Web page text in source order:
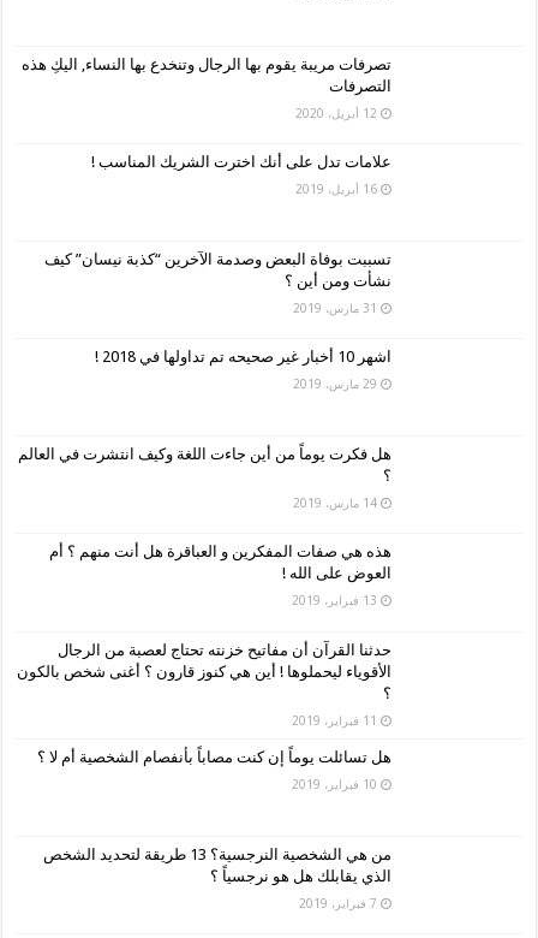
تصرفات مريبة يقوم بها الرجال وتنخدع بها النساء, اليكِ هذه
التصرفات
12 أبريل، 2020
علامات تدل على أنك اخترت الشريك المناسب !
16 أبريل، 2019
تسببت بوفاة البعض وصدمة الآخرين “كذبة نيسان” كيف
نشأت ومن أين ؟
31 مارس، 2019
اشهر 10 أخبار غير صحيحه تم تداولها في 2018 !
29 مارس، 2019
هل فكرت يوماً من أين جاءت اللغة وكيف انتشرت في العالم
؟
14 مارس، 2019
هذه هي صفات المفكرين و العباقرة هل أنت منهم ؟ أم
العوض على الله !
13 فبراير، 2019
حدثنا القرآن أن مفاتيح خزنته تحتاج لعصبة من الرجال
الأقوياء ليحملوها ! أين هي كنوز قارون ؟ أغنى شخص بالكون
؟
11 فبراير، 2019
هل تسائلت يوماً إن كنت مصاباً بأنفصام الشخصية أم لا ؟
10 فبراير، 2019
من هي الشخصية النرجسية؟ 13 طريقة لتحديد الشخص
الذي يقابلك هل هو نرجسياً ؟
7 فبراير، 2019